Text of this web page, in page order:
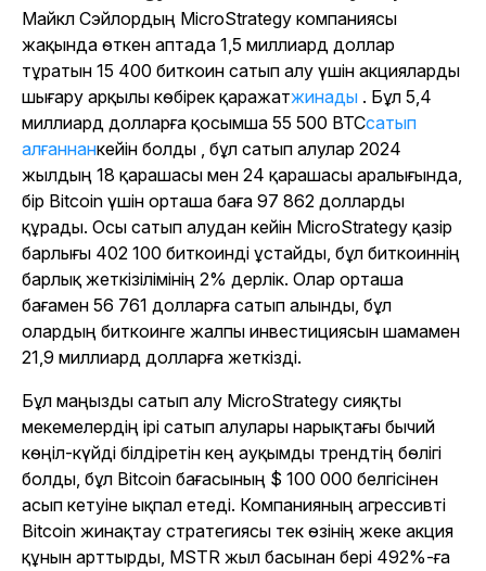
Майкл Сэйлордың MicroStrategy компаниясы
жақында өткен аптада 1,5 миллиард доллар
тұратын 15 400 биткоин сатып алу үшін акцияларды
шығару арқылы көбірек қаражатжинады . Бұл 5,4
миллиард долларға қосымша 55 500 BTCсатып
алғаннанкейін болды , бұл сатып алулар 2024
жылдың 18 қарашасы мен 24 қарашасы аралығында,
бір Bitcoin үшін орташа баға 97 862 долларды
құрады. Осы сатып алудан кейін MicroStrategy қазір
барлығы 402 100 биткоинді ұстайды, бұл биткоиннің
барлық жеткізілімінің 2% дерлік. Олар орташа
бағамен 56 761 долларға сатып алынды, бұл
олардың биткоинге жалпы инвестициясын шамамен
21,9 миллиард долларға жеткізді.
Бұл маңызды сатып алу MicroStrategy сияқты
мекемелердің ірі сатып алулары нарықтағы бычий
көңіл-күйді білдіретін кең ауқымды трендтің бөлігі
болды, бұл Bitcoin бағасының $ 100 000 белгісінен
асып кетуіне ықпал етеді. Компанияның агрессивті
Bitcoin жинақтау стратегиясы тек өзінің жеке акция
құнын арттырды, MSTR жыл басынан бері 492%-ға